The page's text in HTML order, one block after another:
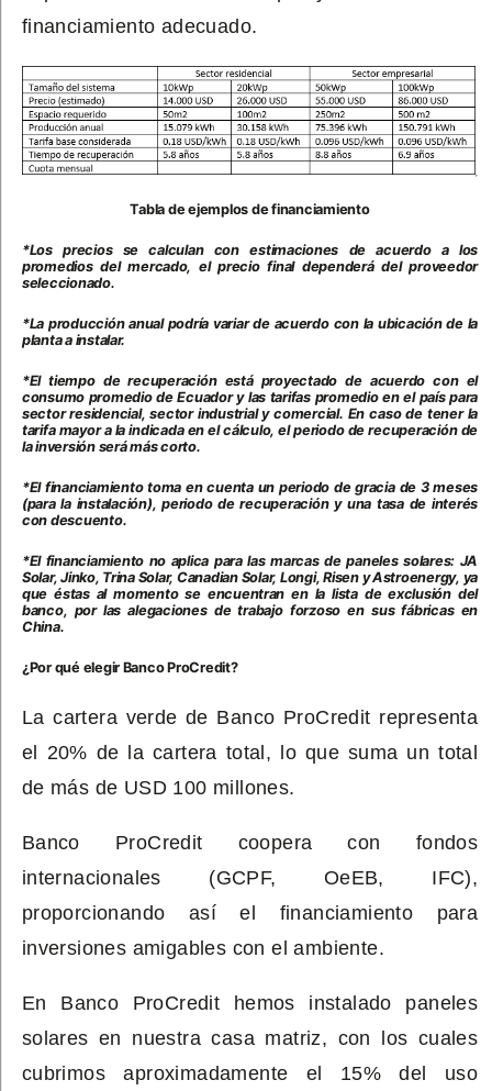
financiamiento adecuado.
Tabla de ejemplos de financiamiento
*Los precios se calculan con estimaciones de acuerdo a los
promedios del mercado, el precio final dependerá del proveedor
seleccionado.
*La producción anual podría variar de acuerdo con la ubicación de la
planta a instalar.
*El tiempo de recuperación está proyectado de acuerdo con el
consumo promedio de Ecuador y las tarifas promedio en el país para
sector residencial, sector industrial y comercial. En caso de tener la
tarifa mayor a la indicada en el cálculo, el periodo de recuperación de
la inversión será más corto.
*El financiamiento toma en cuenta un periodo de gracia de 3 meses
(para la instalación), periodo de recuperación y una tasa de interés
con descuento.
*El financiamiento no aplica para las marcas de paneles solares: JA
Solar, Jinko, Trina Solar, Canadian Solar, Longi, Risen y Astroenergy, ya
que éstas al momento se encuentran en la lista de exclusión del
banco, por las alegaciones de trabajo forzoso en sus fábricas en
China.
¿Por qué elegir Banco ProCredit?
La cartera verde de Banco ProCredit representa
el 20% de la cartera total, lo que suma un total
de más de USD 100 millones.
Banco ProCredit coopera con fondos
internacionales (GCPF, OeEB, IFC),
proporcionando así el financiamiento para
inversiones amigables con el ambiente.
En Banco ProCredit hemos instalado paneles
solares en nuestra casa matriz, con los cuales
cubrimos aproximadamente el 15% del uso